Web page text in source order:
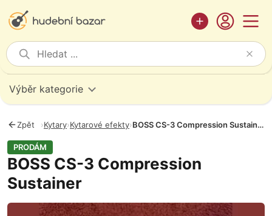
Výběr kategorie
Zpět ›Kytary›Kytarové efekty› BOSS CS-3 Compression Sustainer
PRODÁM
BOSS CS-3 Compression
Sustainer
Fotografie